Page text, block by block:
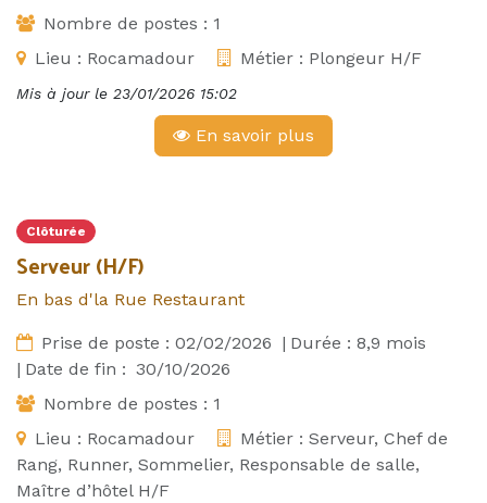
Nombre de postes : 1
Lieu : Rocamadour Métier : Plongeur H/F
Mis à jour le 23/01/2026 15:02
En savoir plus
Clôturée
Serveur (H/F)
En bas d'la Rue Restaurant
Prise de poste : 02/02/2026 | Durée : 8,9 mois
| Date de fin : 30/10/2026
Nombre de postes : 1
Lieu : Rocamadour Métier : Serveur, Chef de
Rang, Runner, Sommelier, Responsable de salle,
Maître d’hôtel H/F